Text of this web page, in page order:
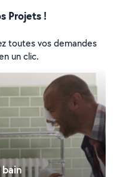
Projets !
toutes vos demandes
un clic.